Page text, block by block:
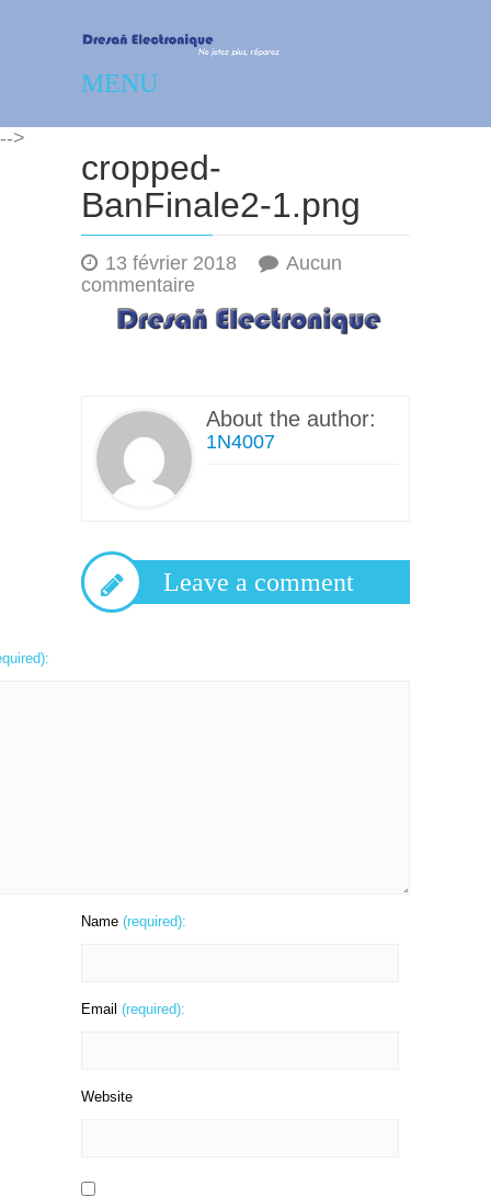
Dresañ Electronique –
Réparation – dépannage
électronique
MENU
-->
cropped-
BanFinale2-1.png
13 février 2018
Aucun
commentaire
cropped-
BanFinale2-
About the author:
1N4007
Leave a comment
Name (required):
Email (required):
Website